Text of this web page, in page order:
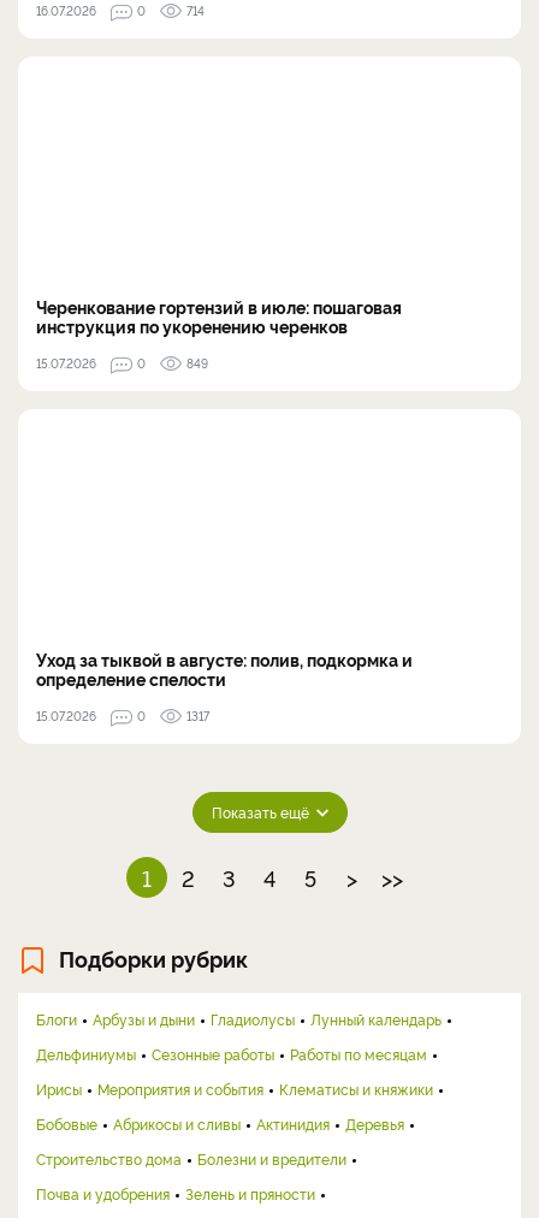
16.07.2026 0 714
Черенкование гортензий в июле: пошаговая
инструкция по укоренению черенков
15.07.2026 0 849
Уход за тыквой в августе: полив, подкормка и
определение спелости
15.07.2026 0 1317
Показать ещё
1 2 3 4 5 > >>
Подборки рубрик
Блоги Арбузы и дыни Гладиолусы
Лунный календарь
Дельфиниумы
Сезонные работы
Работы по месяцам
Ирисы
Мероприятия и события
Клематисы и княжики
Бобовые
Абрикосы и сливы Актинидия
Деревья
Строительство дома
Болезни и вредители
Почва и удобрения
Зелень и пряности